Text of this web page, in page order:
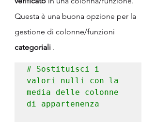
Questa è una buona opzione per la
gestione di colonne/funzioni
categoriali .
# Sostituisci i
valori nulli con la
media delle colonne
di appartenenza